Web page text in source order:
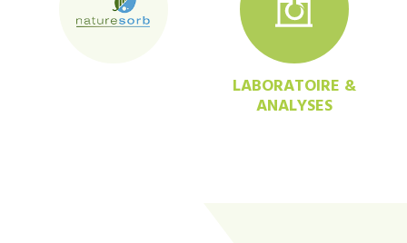
LABORATOIRE &
ANALYSES